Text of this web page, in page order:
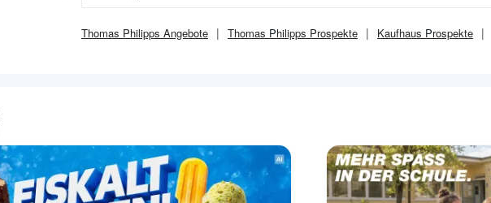
Thomas Philipps Angebote Thomas Philipps Prospekte Kaufhaus Prospekte